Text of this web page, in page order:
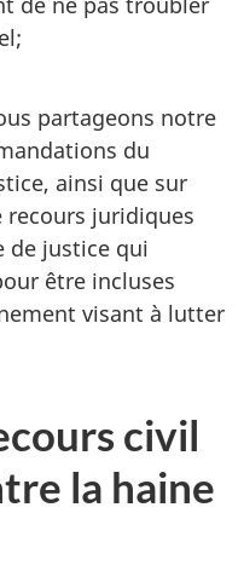
partageons notre
du
ainsi que sur
juridiques
de justice qui
être incluses
visant à lutter
civil
la haine